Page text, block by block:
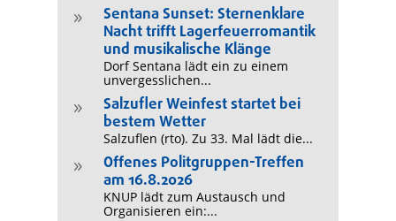
9
Sentana Sunset: Sternenklare
Nacht trifft Lagerfeuerromantik
und musikalische Klänge
Dorf Sentana lädt ein zu einem
unvergesslichen...
9
Salzufler Weinfest startet bei
bestem Wetter
Salzuflen (rto). Zu 33. Mal lädt die...
9
Offenes Politgruppen-Treffen
am 16.8.2026
KNUP lädt zum Austausch und
Organisieren ein:...